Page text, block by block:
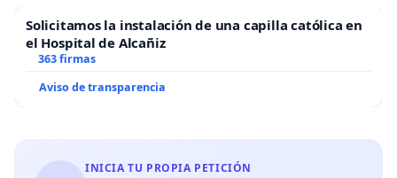
Solicitamos la instalación de una capilla católica en
el Hospital de Alcañiz
363 firmas
Aviso de transparencia
INICIA TU PROPIA PETICIÓN